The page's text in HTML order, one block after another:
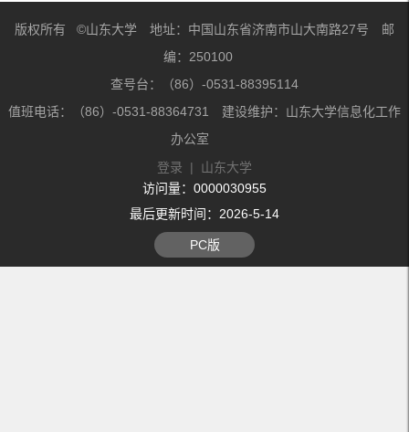
版权所有 ©山东大学 地址：中国山东省济南市山大南路27号 邮
编：250100
查号台：（86）-0531-88395114
值班电话：（86）-0531-88364731 建设维护：山东大学信息化工作
办公室
登录 | 山东大学
访问量： 0000030955
最后更新时间： 2026-5-14
PC版